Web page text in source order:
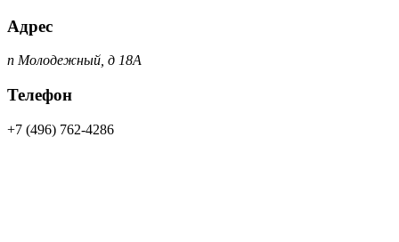
Адрес
п Молодежный, д 18А
Телефон
+7 (496) 762-4286